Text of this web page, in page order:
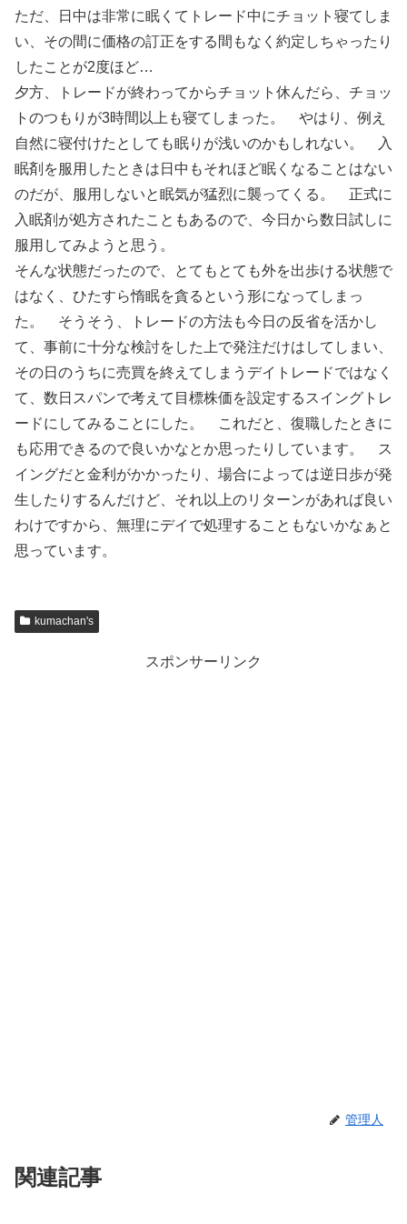
ただ、日中は非常に眠くてトレード中にチョット寝てしま
い、その間に価格の訂正をする間もなく約定しちゃったり
したことが2度ほど…
夕方、トレードが終わってからチョット休んだら、チョッ
トのつもりが3時間以上も寝てしまった。 やはり、例え
自然に寝付けたとしても眠りが浅いのかもしれない。 入
眠剤を服用したときは日中もそれほど眠くなることはない
のだが、服用しないと眠気が猛烈に襲ってくる。 正式に
入眠剤が処方されたこともあるので、今日から数日試しに
服用してみようと思う。
そんな状態だったので、とてもとても外を出歩ける状態で
はなく、ひたすら惰眠を貪るという形になってしまっ
た。 そうそう、トレードの方法も今日の反省を活かし
て、事前に十分な検討をした上で発注だけはしてしまい、
その日のうちに売買を終えてしまうデイトレードではなく
て、数日スパンで考えて目標株価を設定するスイングトレ
ードにしてみることにした。 これだと、復職したときに
も応用できるので良いかなとか思ったりしています。 ス
イングだと金利がかかったり、場合によっては逆日歩が発
生したりするんだけど、それ以上のリターンがあれば良い
わけですから、無理にデイで処理することもないかなぁと
思っています。
kumachan's
スポンサーリンク
管理人
関連記事